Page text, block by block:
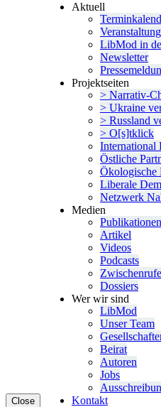
Close
Aktuell
LibMod in
Newsletter
Projekt­seiten
> Narrativ-
> Ukraine
> Russland
> O[s]tklick
Inter­na­tional
Östliche
Ökolo­gische
Liberale
Netzwerk
Medien
Publi­ka­tionen
Artikel
Videos
Podcasts
Zwischenrufe
Dossiers
Wer wir sind
LibMod
Unser Team
Beirat
Autoren
Jobs
Kontakt